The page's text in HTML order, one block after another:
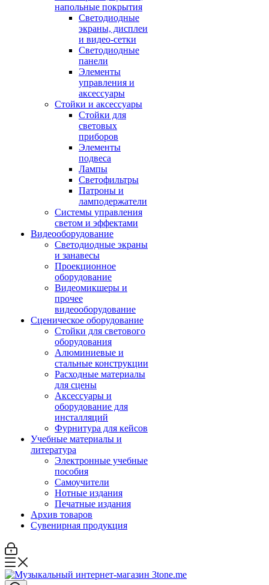
напольные покрытия
Светодиодные
экраны, дисплеи
и видео-сетки
Светодиодные
панели
Элементы
управления и
аксессуары
Стойки и аксессуары
Стойки для
световых
приборов
Элементы
подвеса
Лампы
Светофильтры
Патроны и
ламподержатели
Системы управления
светом и эффектами
Видеооборудование
Светодиодные экраны
и занавесы
Проекционное
оборудование
Видеомикшеры и
прочее
видеооборудование
Сценическое оборудование
Стойки для светового
оборудования
Алюминиевые и
стальные конструкции
Расходные материалы
для сцены
Аксессуары и
оборудование для
инсталляций
Фурнитура для кейсов
Учебные материалы и
литература
Электронные учебные
пособия
Самоучители
Нотные издания
Печатные издания
Архив товаров
Сувенирная продукция